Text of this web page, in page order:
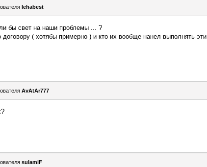
lehabest
бы свет на наши проблемы ... ?
( хотябы примерно ) и кто их вообще нанел выполнять эти
AvAtAr777
sulamiF